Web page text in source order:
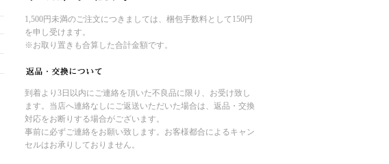
1,500円未満のご注文につきましては、梱包手数料として150円
を申し受けます。
※お取り置きも合算した合計金額です。
到着より3日以内にご連絡を頂いた不良品に限り、お受け致し
ます。当店へ連絡なしにご返送いただいた場合は、返品・交換
対応をお断りする場合がございます。
事前に必ずご連絡をお願い致します。お客様都合によるキャン
セルはお承りしておりません。